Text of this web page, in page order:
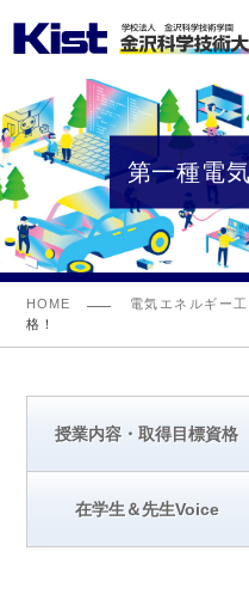
第一種電
HOME 電気エネルギー
格！
授業内容・取得目標資格
在学生＆先生Voice